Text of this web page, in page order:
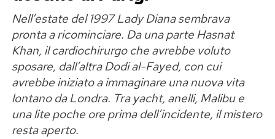
Nell’estate del 1997 Lady Diana sembrava
pronta a ricominciare. Da una parte Hasnat
Khan, il cardiochirurgo che avrebbe voluto
sposare, dall’altra Dodi al-Fayed, con cui
avrebbe iniziato a immaginare una nuova vita
lontano da Londra. Tra yacht, anelli, Malibu e
una lite poche ore prima dell’incidente, il mistero
resta aperto.